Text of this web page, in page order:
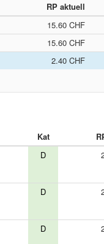
RP aktuell
15.60 CHF
15.60 CHF
2.40 CHF
Kat
D
D
D